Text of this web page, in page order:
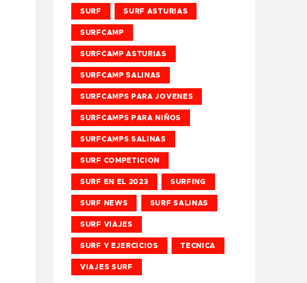
SURF SURF ASTURIAS
SURFCAMP
SURFCAMP ASTURIAS
SURFCAMP SALINAS
SURFCAMPS PARA JOVENES
SURFCAMPS PARA NIÑOS
SURFCAMPS SALINAS
SURF COMPETICION
SURF EN EL 2023 SURFING
SURF NEWS SURF SALINAS
SURF VIAJES
SURF Y EJERCICIOS TECNICA
VIAJES SURF